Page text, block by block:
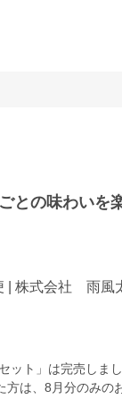
との味わい
| 株式会社 雨風
ト」は完売しまし
方は、8月分のみの